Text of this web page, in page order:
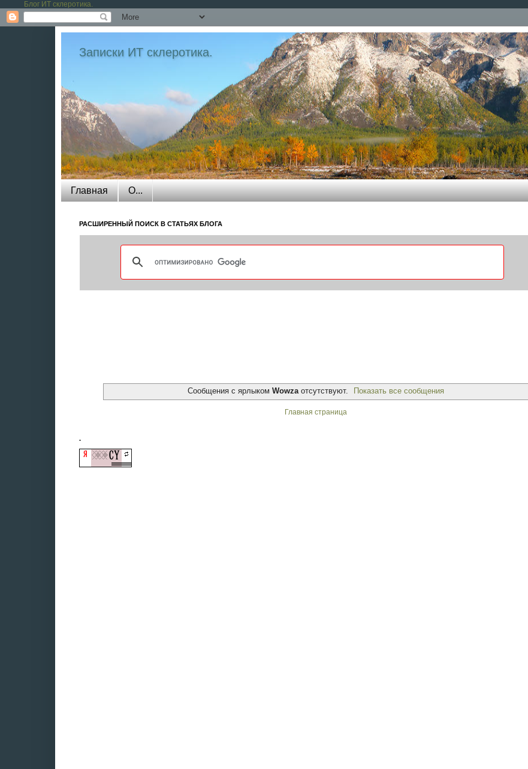
Блог ИТ склеротика.
Записки ИТ склеротика.
Собрание статей и заметок преимущественно по администрированию операционных
собрать в одном месте полезное и интересное, что то вроде записной книжки. Большая
скомпилирована из найденного в интернете, и я никоим образом не предендую на
писатель, чукча читатель. Некоторые же статейки - написаны мной, в качестве шпаргалок по
Главная О...
РАСШИРЕННЫЙ ПОИСК В СТАТЬЯХ БЛОГА
Сообщения с ярлыком Wowzaотсутствуют. Показать все сообщения
Главная страница
.